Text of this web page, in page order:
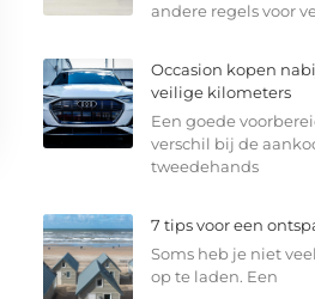
andere regels voor
Occasion kopen
veilige kilometers
Een goede
verschil bij de
tweedehands
7 tips voor een
Soms heb je niet
op te laden. Een